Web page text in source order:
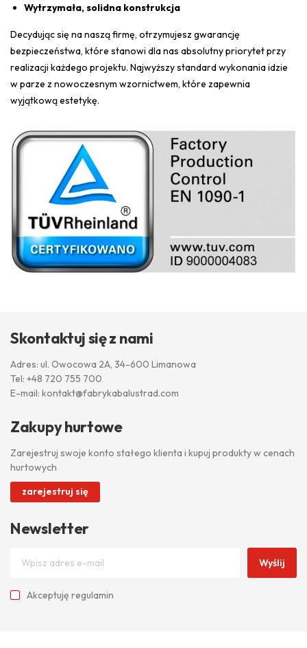
Wytrzymała, solidna konstrukcja
Decydując się na naszą firmę, otrzymujesz gwarancję
bezpieczeństwa, które stanowi dla nas absolutny priorytet przy
realizacji każdego projektu. Najwyższy standard wykonania idzie
w parze z nowoczesnym wzornictwem, które zapewnia
wyjątkową estetykę.
Skontaktuj się z nami
Adres: ul. Owocowa 2A, 34-600 Limanowa
Tel: +48 720 755 700
E-mail: kontakt@fabrykabalustrad.com
Zakupy hurtowe
Zarejestruj swoje konto stałego klienta i kupuj produkty w cenach
hurtowych
zarejestruj się
Newsletter
Wyślij
Akceptuję regulamin